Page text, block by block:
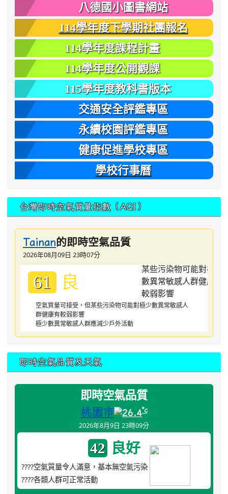
八德國小圖書網站
114學年度下學期社團報名
114學年度課程計畫
114學年度公開觀課
115學年度教科書版本
交通安全評鑑專區
永續校園評鑑專區
健康促進學校專區
學校行事曆
台灣即時空氣質量指數（AQI）
Tainan的即時空氣品質
2026年08月09日 23時07分
61 良
空氣質量可接受，但某些污染物可能對極少數異常敏感人
群健康有較弱影響
極少數異常敏感人群應減少戶外活動
即時空氣品質及天氣
即時空氣品質
桃園市 26.4°c
2026年8月9日 23時09分
42 良好
????空氣質量令人滿意，基本無空氣污染
????各類人群可正常活動